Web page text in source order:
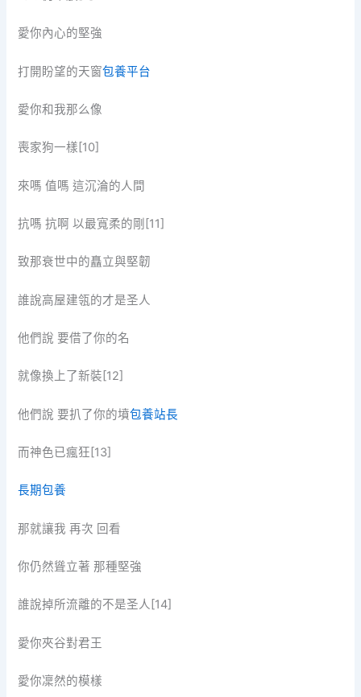
愛你內心的堅強
打開盼望的天窗包養平台
愛你和我那么像
喪家狗一樣[10]
來嗎 值嗎 這沉淪的人間
抗嗎 抗啊 以最寬柔的剛[11]
致那衰世中的矗立與堅韌
誰說高屋建瓴的才是圣人
他們說 要借了你的名
就像換上了新裝[12]
他們說 要扒了你的墳包養站長
而神色已瘋狂[13]
長期包養
那就讓我 再次 回看
你仍然聳立著 那種堅強
誰說掉所流離的不是圣人[14]
愛你夾谷對君王
愛你凜然的模樣